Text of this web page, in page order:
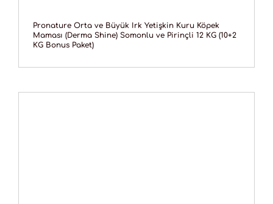
Pronature Orta ve Büyük Irk Yetişkin Kuru Köpek
Maması (Derma Shine) Somonlu ve Pirinçli 12 KG (10+2
KG Bonus Paket)